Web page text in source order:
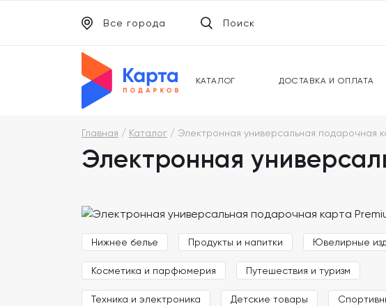
КАТАЛОГ ДОСТАВКА И ОПЛАТА
Все города Поиск
ПОДАРОЧНЫЕ КАРТЫ
Главная Каталог Электронная универсальная подарочная
Электронная
Нижнее белье Продукты и напитки Ювелирные
Косметика и парфюмерия Путешествия и туризм
Техника и электроника Детские товары